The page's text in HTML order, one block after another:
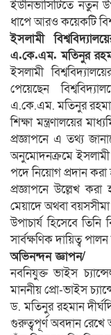
ইউনিভার্সিটিতে নতুন
ধাপে আরও কয়েকটি
ইসলামী
এ.কে.এম. মতিনুর
ইসলামী
পেয়েছেন
এ.কে.এম. মতিনুর
শিক্ষা মন্ত্রণালয়ের
প্রজ্ঞাপনে এ তথ্য
অনুমোদনক্রমে
পদে নিয়োগ প্রদান করা
প্রজ্ঞাপনে উল্লেখ
মেয়াদে অথবা বয়সসীমা
উপাচার্য হিসেবে তিনি
সার্বক্ষণিক দায়িত্ব
অভিনন্দন জ্ঞাপন/
নবনিযুক্ত ভাইস
মাননীয় প্রো-ভাইস
ড. মতিনুর রহমান
গুরুত্বপূর্ণ অবদান